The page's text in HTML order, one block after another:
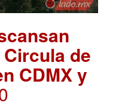
de
CDMX y